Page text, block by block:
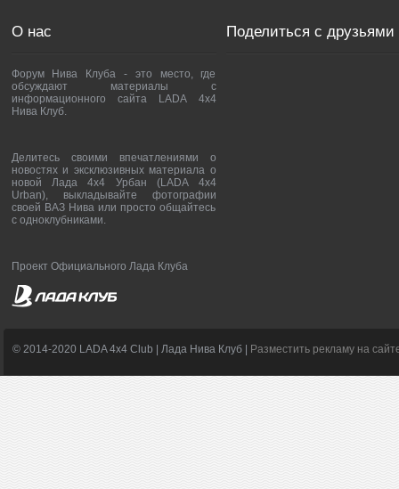
О нас
Форум Нива Клуба - это место, где
обсуждают материалы с
информационного сайта LADA 4x4
Нива Клуб.
Делитесь своими впечатлениями о
новостях и эксклюзивных материала о
новой Лада 4х4 Урбан (LADA 4x4
Urban), выкладывайте фотографии
своей ВАЗ Нива или просто общайтесь
с одноклубниками.
Проект Официального Лада Клуба
Поделиться с друзьями
© 2014-2020 LADA 4x4 Club | Лада Нива Клуб | Разместить рекламу на